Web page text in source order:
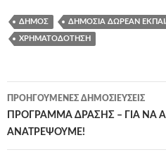
ΔΉΜΟΣ ΔΗΜΌΣΙΑ ΔΩΡΕΆΝ
ΧΡΗΜΑΤΟΔΌΤΗΣΗ
Πλοήγηση
άρθρων
ΠΡΟΗΓΟΎΜΕΝΕΣ ΔΗΜΟΣΙΕΎΣΕΙΣ
ΠΡΟΓΡΑΜΜΑ ΔΡΑΣΗΣ – ΓΙΑ ΝΑ
ΑΝΑΤΡΕΨΟΥΜΕ!